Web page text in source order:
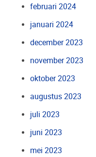
februari 2024
januari 2024
december 2023
november 2023
oktober 2023
augustus 2023
juli 2023
juni 2023
mei 2023